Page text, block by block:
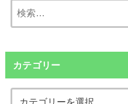
カテゴリー